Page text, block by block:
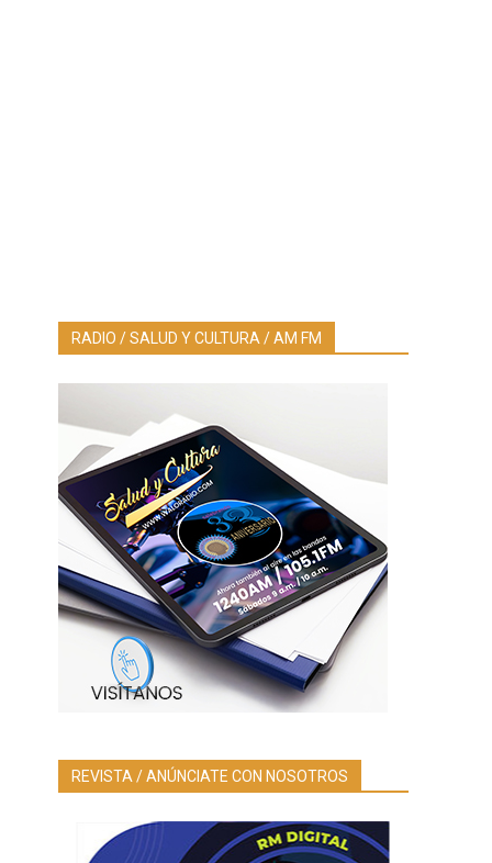
RADIO / SALUD Y CULTURA / AM FM
REVISTA / ANÚNCIATE CON NOSOTROS